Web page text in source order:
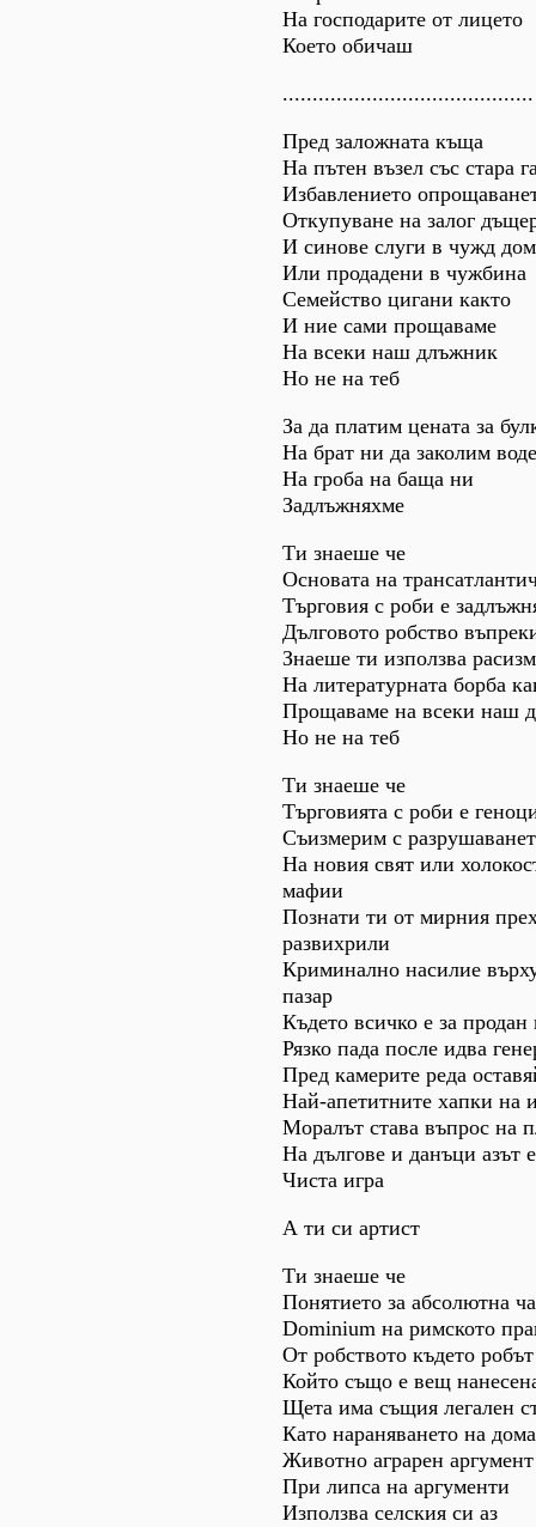
На господарите от лицето
Което обичаш
..........................................
Пред заложната къща
На пътен възел със стара
Избавлението
Откупуване на залог
И синове слуги в чужд дом
Или продадени в чужбина
Семейство цигани както
И ние сами прощаваме
На всеки наш длъжник
Но не на теб
За да платим цената за
На брат ни да заколим
На гроба на баща ни
Задлъжняхме
Ти знаеше че
Основата на
Търговия с роби е
Дълговото робство
Знаеше ти използва
На литературната борба
Прощаваме на всеки наш
Но не на теб
Ти знаеше че
Търговията с роби е
Съизмерим с
На новия свят или
мафии
Познати ти от мирния
развихрили
Криминално насилие
пазар
Където всичко е за
Рязко пада после идва
Пред камерите реда
Най-апетитните хапки на
Моралът става въпрос на
На дългове и данъци азът е
Чиста игра
А ти си артист
Ти знаеше че
Понятието за абсолютна
Dominium на римското
От робството където
Който също е вещ
Щета има същия легален
Като нараняването на
Животно аграрен аргумент
При липса на аргументи
Използва селския си аз